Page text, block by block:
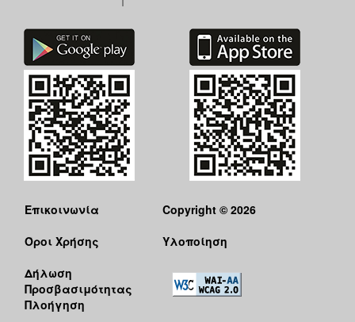
Επικοινωνία
Όροι Χρήσης
Δήλωση
Προσβασιμότητας
Πλοήγηση
Copyright © 2026
Υλοποίηση